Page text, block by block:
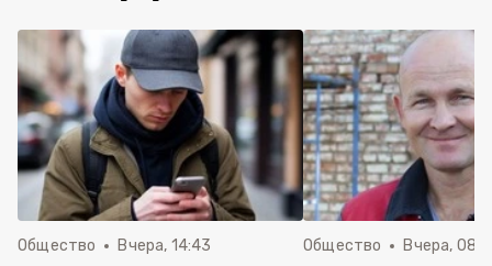
Общество Вчера, 14:43 Общество Вчера,